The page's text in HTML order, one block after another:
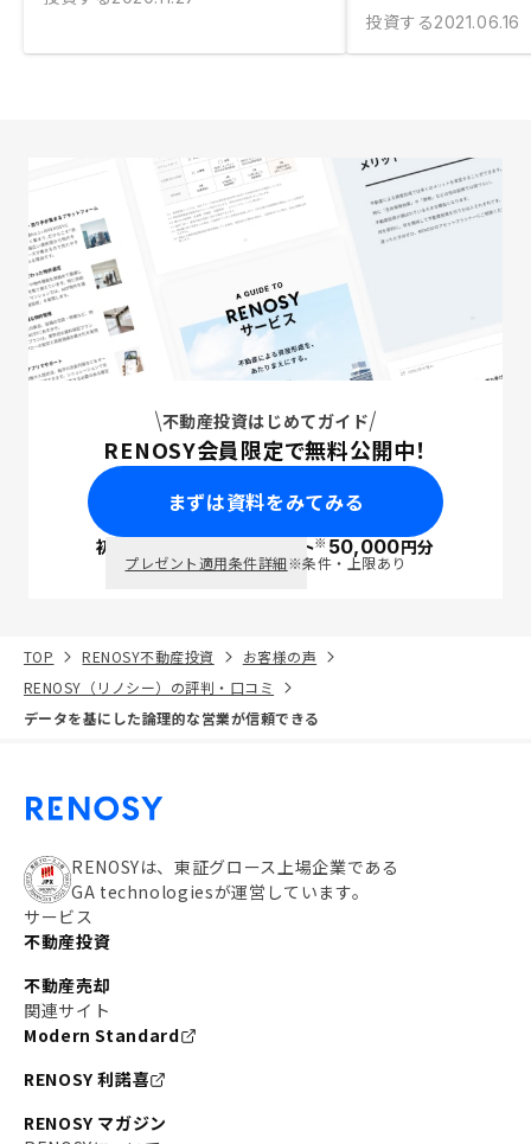
投資する2021.06.16
不動産投資はじめてガイド
RENOSY会員限定で無料公開中！
まずは資料をみてみる
初回面談で ポイント※50,000円分
プレゼント適用条件詳細※条件・上限あり
TOP RENOSY不動産投資
お客様の声
RENOSY（リノシー）の評判・口コミ
データを基にした論理的な営業が信頼できる
RENOSYは、東証グロース上場企業である
GA technologiesが運営しています。
サービス
不動産投資
不動産売却
関連サイト
Modern Standard
RENOSY 利諾喜
RENOSY マガジン